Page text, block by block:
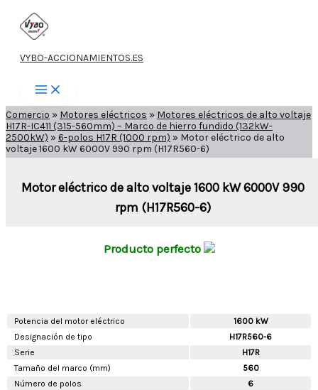
contenido
VYBO-ACCIONAMIENTOS.ES
Comercio » Motores eléctricos » Motores eléctricos de alto voltaje
H17R-IC411 (315-560mm) – Marco de hierro fundido (132kW-
2500kW) » 6-polos H17R (1000 rpm) » Motor eléctrico de alto
voltaje 1600 kW 6000V 990 rpm (H17R560-6)
Motor eléctrico de alto voltaje 1600 kW 6000V 990
rpm (H17R560-6)
Producto perfecto
Potencia del motor eléctrico
1600 kW
Designación de tipo
H17R560-6
Serie
H17R
Tamaño del marco (mm)
560
Número de polos
6